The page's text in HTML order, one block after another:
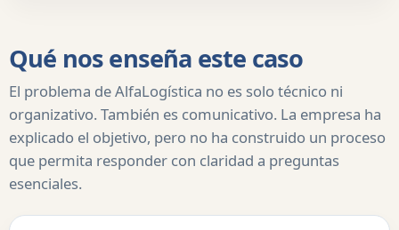
Qué nos enseña este caso
El problema de AlfaLogística no es solo técnico ni
organizativo. También es comunicativo. La empresa ha
explicado el objetivo, pero no ha construido un proceso
que permita responder con claridad a preguntas
esenciales.